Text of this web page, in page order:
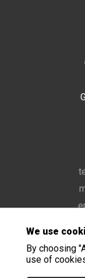
We use
By choosing
use of